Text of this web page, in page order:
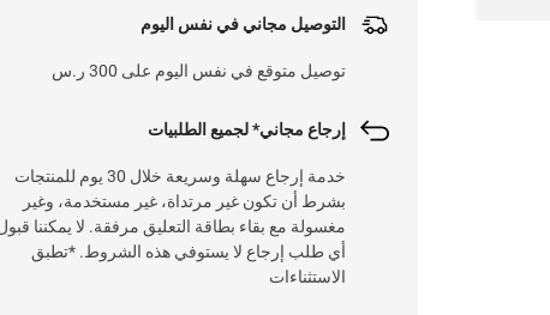
التوصيل مجاني في نفس اليوم
توصيل متوقع في نفس اليوم على 300 ر.س
إرجاع مجاني* لجميع الطلبيات
خدمة إرجاع سهلة وسريعة خلال 30 يوم للمنتجات
بشرط أن تكون غير مرتداة، غير مستخدمة، وغير
مغسولة مع بقاء بطاقة التعليق مرفقة. لا يمكننا
أي طلب إرجاع لا يستوفي هذه الشروط. *تطبق
الاستثناءات